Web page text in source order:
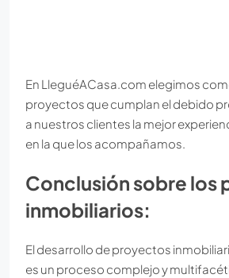
En LleguéACasa.com elegimos
proyectos que cumplan el debido
a nuestros clientes la mejor
en la que los acompañamos.
Conclusión sobre los
inmobiliarios:
El desarrollo de proyectos
es un proceso complejo y